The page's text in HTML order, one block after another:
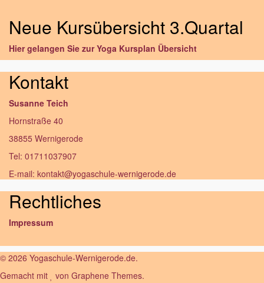
Neue Kursübersicht 3.Quartal
Hier gelangen Sie zur Yoga Kursplan Übersicht
Kontakt
Susanne Teich
Hornstraße 40
38855 Wernigerode
Tel: 01711037907
E-mail: kontakt@yogaschule-wernigerode.de
Rechtliches
Impressum
© 2026 Yogaschule-Wernigerode.de.
Gemacht mit
von Graphene Themes.